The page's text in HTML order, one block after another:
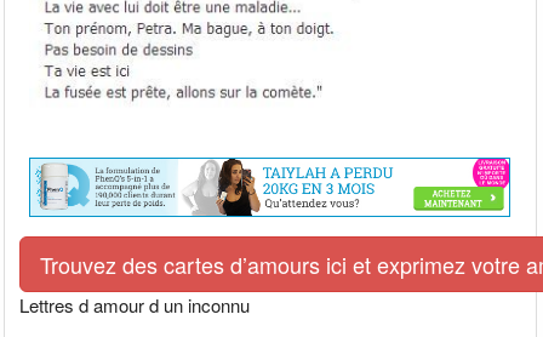
Trouvez des cartes d’amours ici et exprimez votre
Lettres d amour d un inconnu